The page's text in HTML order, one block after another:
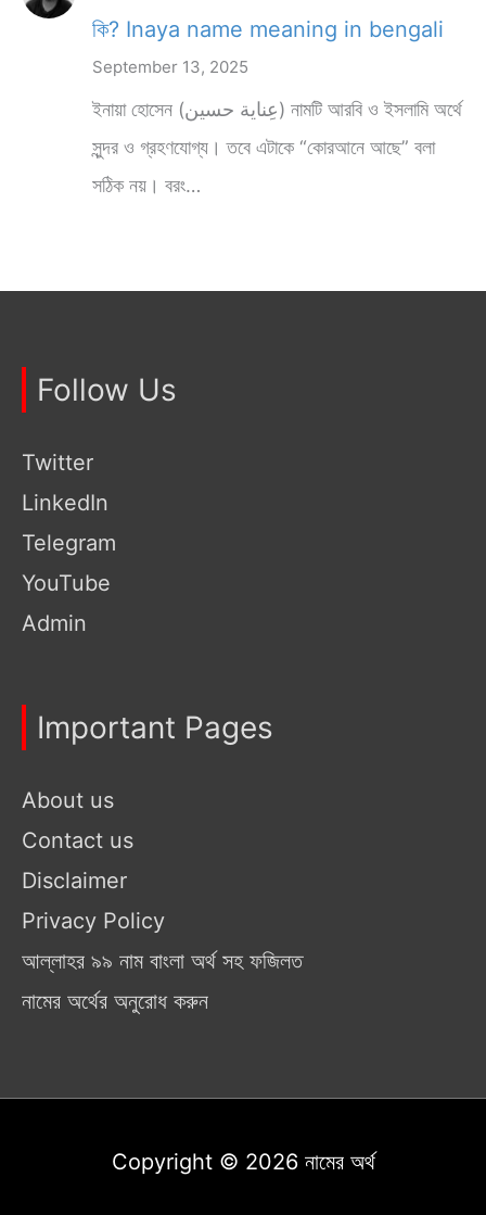
কি? Inaya name meaning in bengali
September 13, 2025
ইনায়া হোসেন (عِناية حسين) নামটি আরবি ও ইসলামি অর্থে
সুন্দর ও গ্রহণযোগ্য। তবে এটাকে “কোরআনে আছে” বলা
সঠিক নয়। বরং…
Follow Us
Twitter
LinkedIn
Telegram
YouTube
Admin
Important Pages
About us
Contact us
Disclaimer
Privacy Policy
আল্লাহর ৯৯ নাম বাংলা অর্থ সহ ফজিলত
নামের অর্থের অনুরোধ করুন
Copyright © 2026 নামের অর্থ